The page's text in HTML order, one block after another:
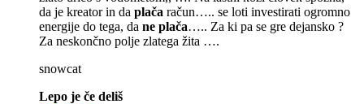
da je kreator in da plača račun….. se loti investirati ogromno
energije do tega, da ne plača….. Za ki pa se gre dejansko ?
Za neskončno polje zlatega žita ….
snowcat
Lepo je če deliš